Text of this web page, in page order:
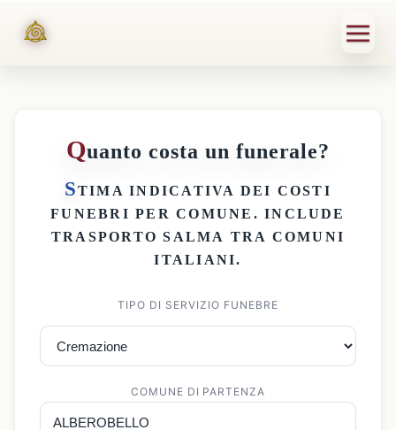
Quanto costa un funerale?
STIMA INDICATIVA DEI COSTI
FUNEBRI PER COMUNE . INCLUDE
TRASPORTO SALMA TRA COMUNI
ITALIANI.
TIPO DI SERVIZIO FUNEBRE
COMUNE DI PARTENZA